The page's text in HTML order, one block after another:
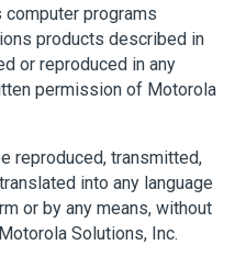
programs
products described in
or reproduced in any
permission of Motorola
reproduced, transmitted,
into any language
or by any means, without
Solutions, Inc.